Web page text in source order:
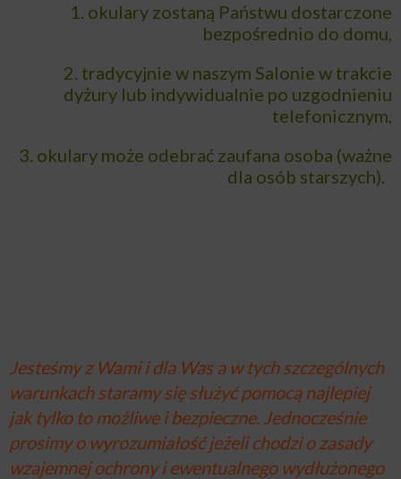
1. okulary zostaną Państwu dostarczone
bezpośrednio do domu,
2. tradycyjnie w naszym Salonie w trakcie
dyżury lub indywidualnie po uzgodnieniu
telefonicznym,
3. okulary może odebrać zaufana osoba (ważne
dla osób starszych).
Jesteśmy z Wami i dla Was a w tych szczególnych
warunkach staramy się służyć pomocą najlepiej
jak tylko to możliwe i bezpieczne. Jednocześnie
prosimy o wyrozumiałość jeżeli chodzi o zasady
wzajemnej ochrony i ewentualnego wydłużonego